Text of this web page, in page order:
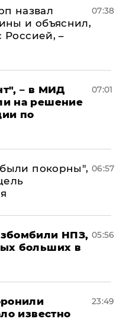
назвал
и объяснил,
Россией, –
07:38
– в МИД
на решение
по
07:01
покорны", 06:57
НПЗ,
больших в
05:56
известно
23:49